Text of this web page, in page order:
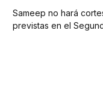
Sameep no hará
previstas en el